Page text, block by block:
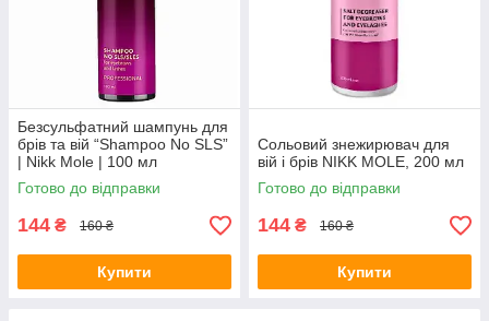
Безсульфатний шампунь для
брів та вій “Shampoo No SLS”
| Nikk Mole | 100 мл
Готово до відправки
144 ₴ 160 ₴
Купити
Сольовий знежирювач для
вій і брів NIKK MOLE, 200 мл
Готово до відправки
144 ₴ 160 ₴
Купити